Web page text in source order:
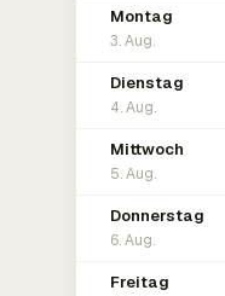
Montag
3. Aug.
Dienstag
4. Aug.
Mittwoch
5. Aug.
Donnerstag
6. Aug.
Freitag